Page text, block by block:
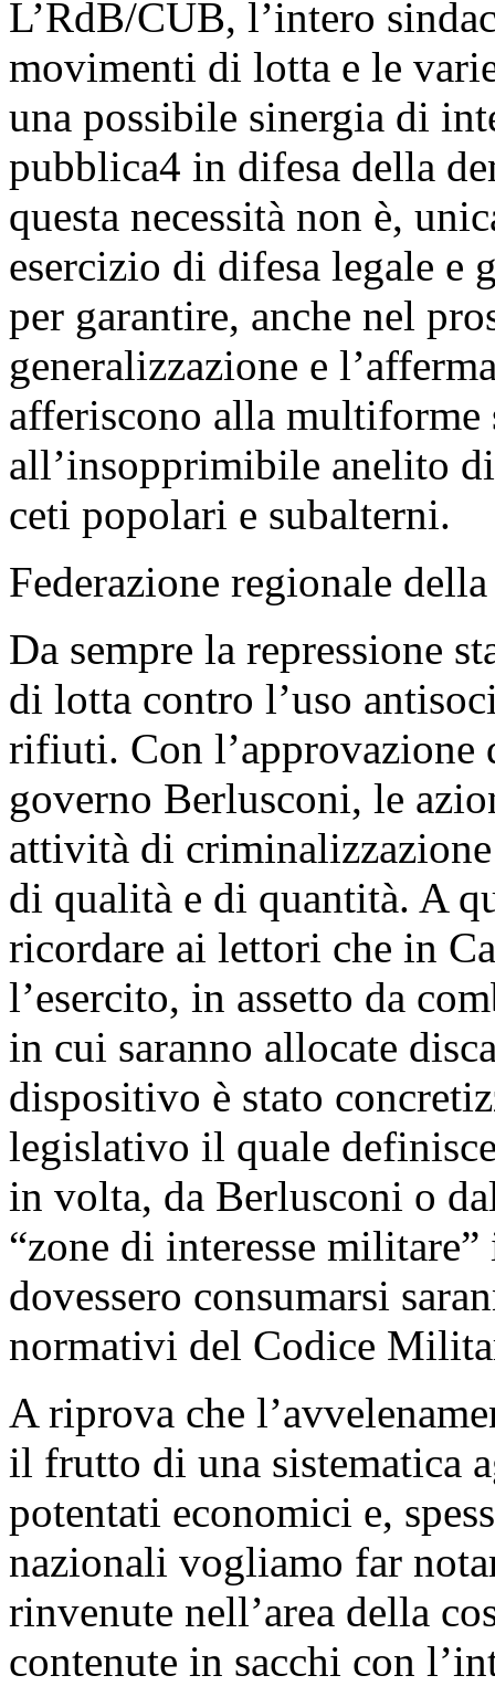
L’RdB/CUB, l’intero
movimenti di lotta e le
una possibile sinergia di
pubblica4 in difesa della
questa necessità non è,
esercizio di difesa legale e
per garantire, anche nel
generalizzazione e
afferiscono alla multiforme
all’insopprimibile anelito
ceti popolari e subalterni.
Federazione regionale
Da sempre la repressione
di lotta contro l’uso
rifiuti. Con l’approvazione
governo Berlusconi, le
attività di
di qualità e di quantità. A
ricordare ai lettori che in
l’esercito, in assetto da
in cui saranno allocate
dispositivo è stato
legislativo il quale
in volta, da Berlusconi o
“zone di interesse
dovessero consumarsi
normativi del Codice
A riprova che
il frutto di una sistematica
potentati economici e,
nazionali vogliamo far
rinvenute nell’area della
contenute in sacchi con